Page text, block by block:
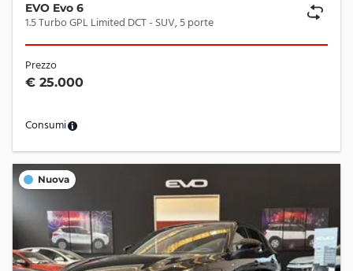
EVO Evo 6
1.5 Turbo GPL Limited DCT - SUV, 5 porte
Prezzo
€ 25.000
Consumi
Nuova